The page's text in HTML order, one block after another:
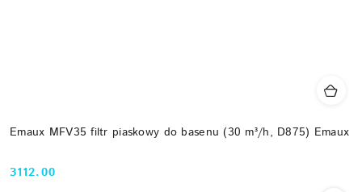
Emaux MFV35 filtr piaskowy do basenu (30 m³/h, D875) Emaux
Cena:
3112.00